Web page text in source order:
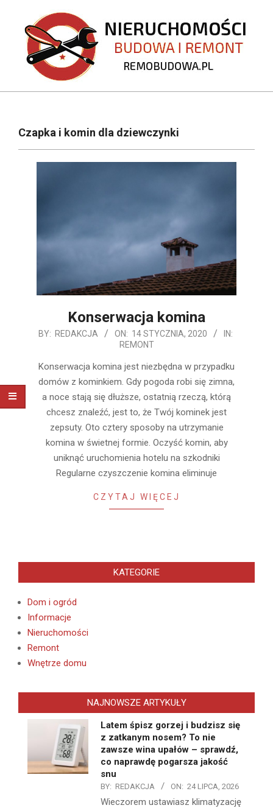
content
REMOBUDOWA.PL
NavigationCzapka i komin dla dziewczynki
Konserwacja komina
2020-
14
BY: REDAKCJA ON: 14 STYCZNIA, 2020
IN:
REMONT
Konserwacja komina jest niezbędna w przypadku
domów z kominkiem. Gdy pogoda robi się zimna,
a noce stają się dłuższe, ostatnią rzeczą, którą
chcesz znaleźć, jest to, że Twój kominek jest
zepsuty. Oto cztery sposoby na utrzymanie
komina w świetnej formie. Oczyść komin, aby
uniknąć uruchomienia hotelu na szkodniki
Regularne czyszczenie komina eliminuje
CZYTAJ WIĘCEJ
KATEGORIE
Dom i ogród
Informacje
Nieruchomości
Remont
Wnętrze domu
NAJNOWSZE ARTYKUŁY
Latem śpisz gorzej i budzisz się
z zatkanym nosem? To nie
zawsze wina upałów – sprawdź,
co naprawdę pogarsza jakość
snu
BY: REDAKCJA ON: 24 LIPCA, 2026
Wieczorem ustawiasz klimatyzację